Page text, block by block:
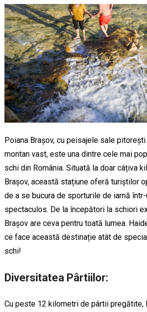
Poiana Brașov, cu peisajele sale
montan vast, este una dintre cele mai
schi din România. Situată la doar câțiva
Brașov, această stațiune oferă turiștilor
de a se bucura de sporturile de iarnă într-
spectaculos. De la începători la schiori
Brașov are ceva pentru toată lumea.
ce face această destinație atât de
schi!
Diversitatea Pârtiilor:
Cu peste 12 kilometri de pârtii pregătite,